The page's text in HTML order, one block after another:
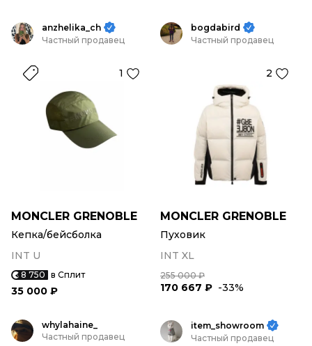
anzhelika_ch
Частный продавец
1
MONCLER GRENOBLE
Кепка/бейсболка
INT U
8 750 в Сплит
35 000 ₽
bogdabird
Частный продавец
2
MONCLER GRENOBLE
Пуховик
INT XL
255 000 ₽
170 667 ₽ -33%
whylahaine_
Частный продавец
item_showroom
Частный продавец